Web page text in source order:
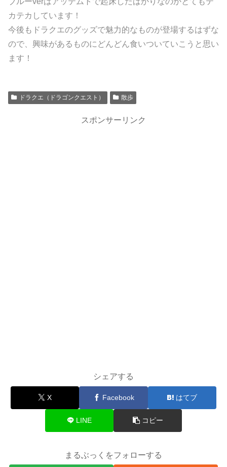
カテカしています！
今後もドラクエのグッズで魅力的なものが登場するはずな
ので、興味があるものにどんどん食いついていこうと思い
ます！
ドラクエ（ドラゴンクエスト） 散歩
スポンサーリンク
シェアする
X Facebook はてブ
LINE コピー
まるぶっくをフォローする